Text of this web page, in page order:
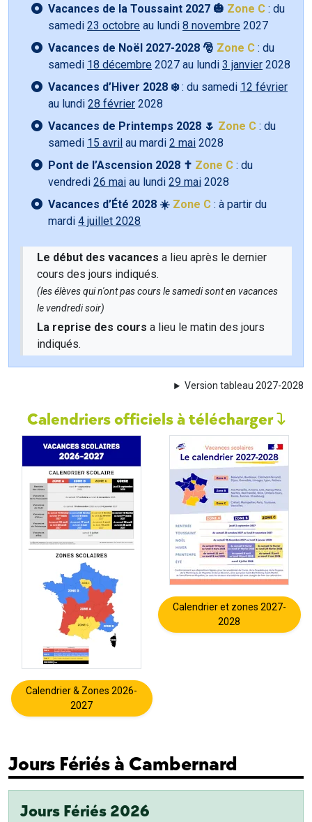
Vacances de la Toussaint 2027 🎃 Zone C : du
samedi 23 octobre au lundi 8 novembre 2027
Vacances de Noël 2027-2028 🎅 Zone C : du
samedi 18 décembre 2027 au lundi 3 janvier 2028
Vacances d’Hiver 2028 ❄️: du samedi 12 février
au lundi 28 février 2028
Vacances de Printemps 2028 🌷 Zone C : du
samedi 15 avril au mardi 2 mai 2028
Pont de l’Ascension 2028 ✝️ Zone C : du
vendredi 26 mai au lundi 29 mai 2028
Vacances d’Été 2028 ☀️ Zone C : à partir du
mardi 4 juillet 2028
Le début des vacances a lieu après le dernier
cours des jours indiqués.
(les élèves qui n'ont pas cours le samedi sont en vacances
le vendredi soir)
La reprise des cours a lieu le matin des jours
indiqués.
Version tableau 2027-2028
Calendriers officiels à télécharger
Calendrier & Zones 2026-
2027
Calendrier et zones 2027-
2028
Jours Fériés à Cambernard
Jours Fériés 2026